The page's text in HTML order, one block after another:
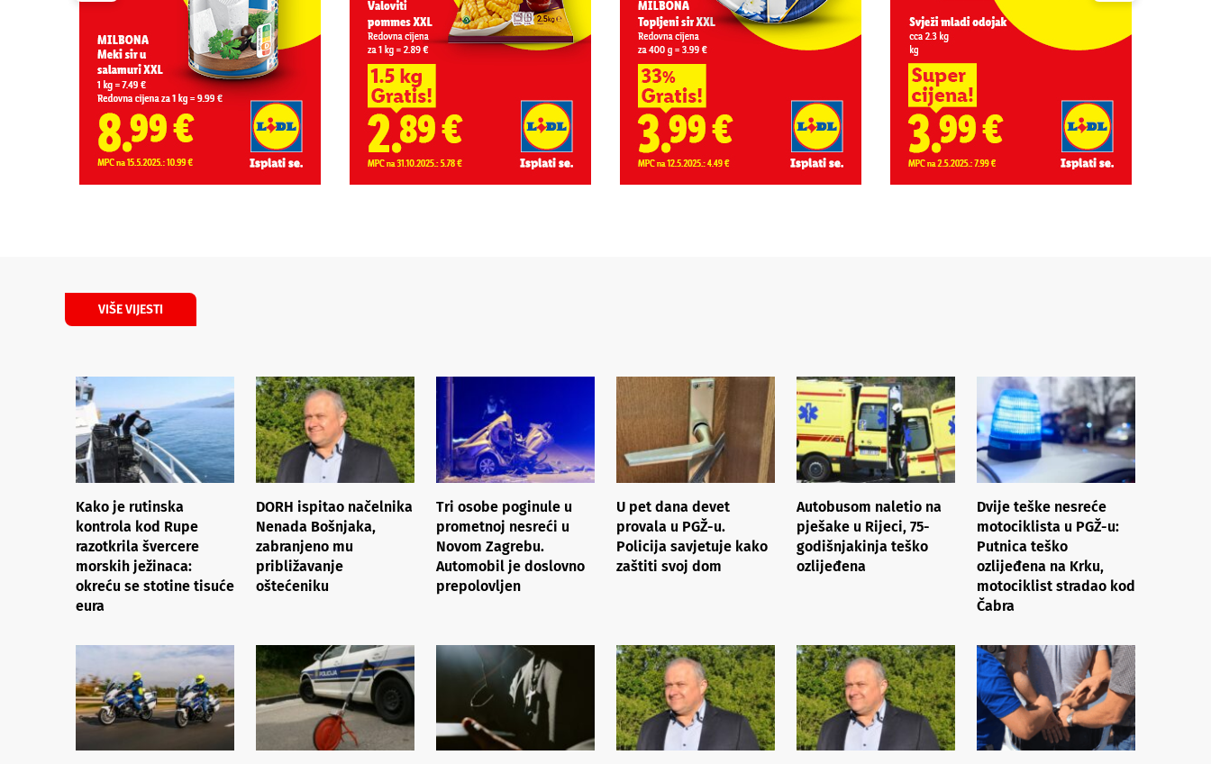
VIŠE VIJESTI
Kako je rutinska
kontrola kod Rupe
razotkrila švercere
morskih ježinaca:
okreću se stotine tisuće
eura
DORH ispitao načelnika
Nenada Bošnjaka,
zabranjeno mu
približavanje
oštećeniku
Tri osobe poginule u
prometnoj nesreći u
Novom Zagrebu.
Automobil je doslovno
prepolovljen
U pet dana devet
provala u PGŽ-u.
Policija savjetuje kako
zaštiti svoj dom
Autobusom naletio na
pješake u Rijeci, 75-
godišnjakinja teško
ozlijeđena
Dvije teške nesreće
motociklista u PGŽ-u:
Putnica teško
ozlijeđena na Krku,
motociklist stradao kod
Čabra